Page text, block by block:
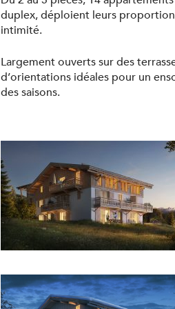
duplex, déploient leurs
intimité.
Largement ouverts sur des
d’orientations idéales pour un
des saisons.